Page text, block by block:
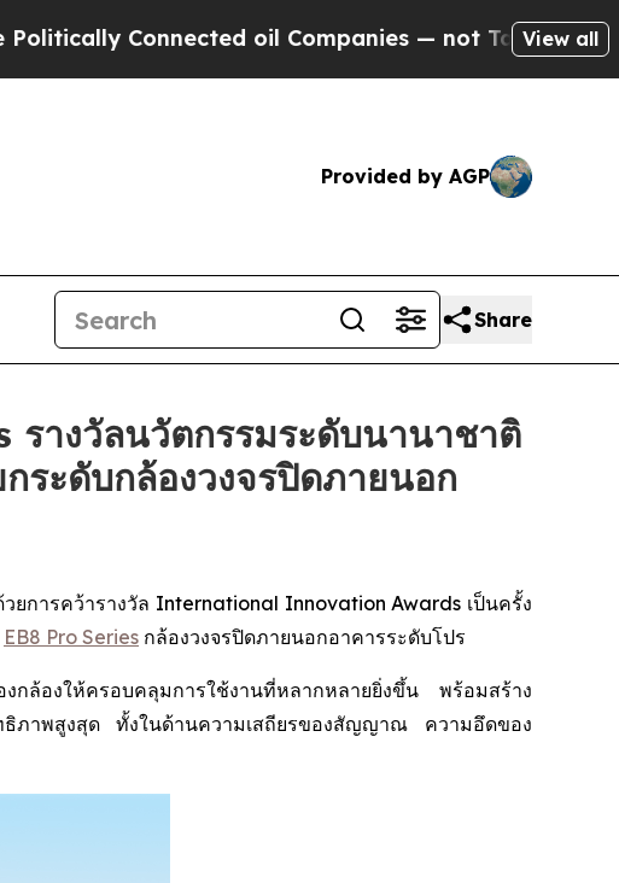
oil Companies — not Taxpayers — theView all
Provided by AGP
Share
งวัลนวัตกรรมระดับนานาชาติ
ระดับกล้องวงจรปิดภายนอก
ยการคว้ารางวัล International Innovation Awards เป็นครั้ง
EB8 Pro Series กล้องวงจรปิดภายนอกอาคารระดับโปร
องให้ครอบคลุมการใช้งานที่หลากหลายยิ่งขึ้น พร้อมสร้าง
ธิภาพสูงสุด ทั้งในด้านความเสถียรของสัญญาณ ความอึดของ